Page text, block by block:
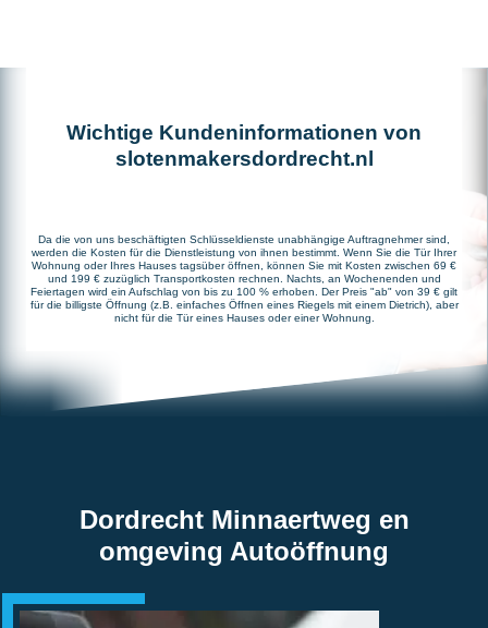
Wichtige Kundeninformationen von
slotenmakersdordrecht.nl
Da die von uns beschäftigten Schlüsseldienste unabhängige Auftragnehmer sind,
werden die Kosten für die Dienstleistung von ihnen bestimmt. Wenn Sie die Tür Ihrer
Wohnung oder Ihres Hauses tagsüber öffnen, können Sie mit Kosten zwischen 69 €
und 199 € zuzüglich Transportkosten rechnen. Nachts, an Wochenenden und
Feiertagen wird ein Aufschlag von bis zu 100 % erhoben. Der Preis "ab" von 39 € gilt
für die billigste Öffnung (z.B. einfaches Öffnen eines Riegels mit einem Dietrich), aber
nicht für die Tür eines Hauses oder einer Wohnung.
Dordrecht Minnaertweg en
omgeving Autoöffnung